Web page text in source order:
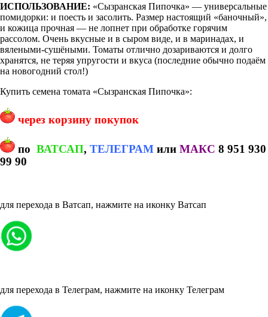
ИСПОЛЬЗОВАНИЕ: «Сызранская Пипочка» — универсальные
помидорки: и поесть и засолить. Размер настоящий «баночный»,
и кожица прочная — не лопнет при обработке горячим
рассолом. Очень вкусные и в сыром виде, и в маринадах, и
вялеными-сушёными. Томаты отлично дозариваются и долго
хранятся, не теряя упругости и вкуса (последние обычно подаём
на новогодний стол!)
Купить семена томата «Сызранская Пипочка»:
через корзину покупок
по ВАТСАП, ТЕЛЕГРАМ или МАКС 8 951 930
99 90
для перехода в Ватсап, нажмите на иконку Ватсап
для перехода в Телеграм, нажмите на иконку Телеграм